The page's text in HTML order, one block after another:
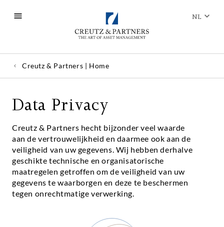
NL
Creutz & Partners | Home
Data Privacy
Creutz & Partners hecht bijzonder veel waarde
aan de vertrouwelijkheid en daarmee ook aan de
veiligheid van uw gegevens. Wij hebben derhalve
geschikte technische en organisatorische
maatregelen getroffen om de veiligheid van uw
gegevens te waarborgen en deze te beschermen
tegen onrechtmatige verwerking.